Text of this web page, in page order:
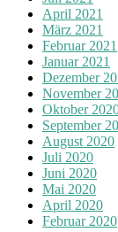
April 2021
März 2021
Februar 2021
Januar 2021
Dezember
November
Oktober
September
August 2020
Juli 2020
Juni 2020
Mai 2020
April 2020
Februar 2020